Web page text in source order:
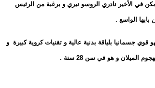
في الأخير نادري الروسو نيري و برغبة من الرئيس
الواسع .
جسمانيا بلياقة بدنية عالية و تقنيات كروية كبيرة و
و هو في سن 28 سنة .